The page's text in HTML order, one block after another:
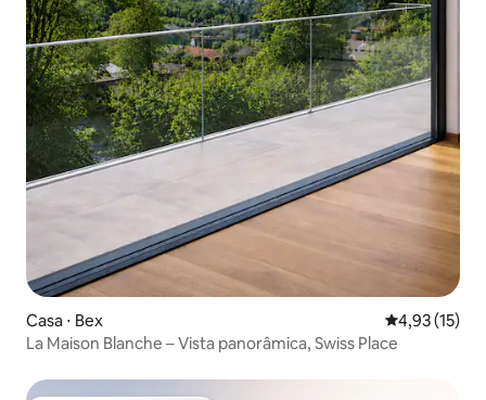
Casa ⋅ Bex 4,93 de uma
4,93 (15)
La Maison Blanche – Vista panorâmica, Swiss Place